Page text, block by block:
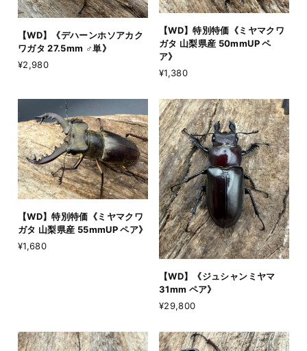
【WD】《デハーンホソアカク
ワガタ 27.5mm ♂単》
¥2,980
【WD】特別特価《ミヤマクワ
ガタ 山梨県産 50mmUP ペ
ア》
¥1,380
【WD】特別特価《ミヤマクワ
ガタ 山梨県産 55mmUP ペア》
¥1,680
【WD】《ジュシャンミヤマ
31mm ペア》
¥29,800